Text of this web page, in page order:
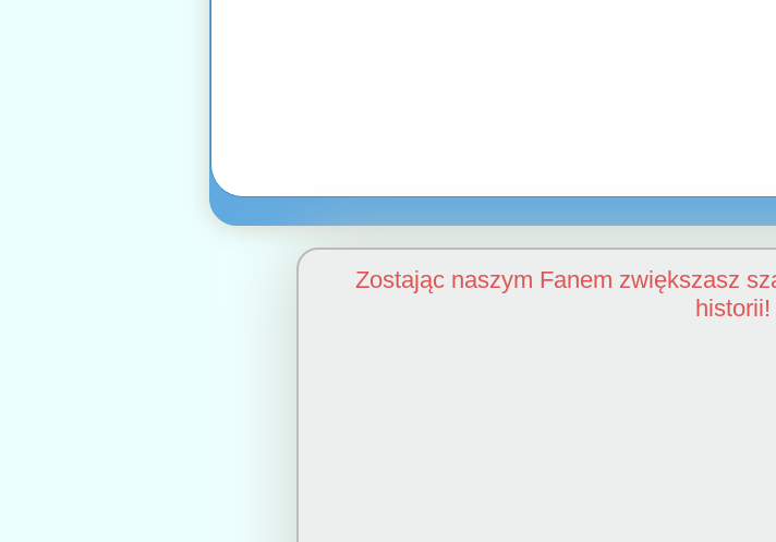
Zostając naszym Fanem zwiększasz
historii!